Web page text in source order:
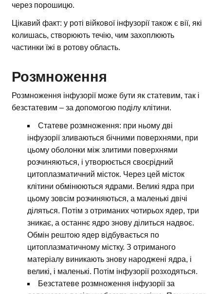
через порошицю.
Цікавий факт: у роті війкової інфузорії також є вії, які
колишась, створюють течію, чим захоплюють
частинки їжі в ротову область.
Розмноження
Розмноження інфузорії може бути як статевим, так і
безстатевим – за допомогою поділу клітини.
Статеве розмноження: при ньому дві
інфузорії зливаються бічними поверхнями, при
цьому оболонки між злитими поверхнями
розчиняються, і утворюється своєрідний
цитоплазматичний місток. Через цей місток
клітини обмінюються ядрами. Великі ядра при
цьому зовсім розчиняються, а маленькі двічі
діляться. Потім з отриманих чотирьох ядер, три
зникає, а останнє ядро знову ділиться надвоє.
Обмін рештою ядер відбувається по
цитоплазматичному містку. З отриманого
матеріалу виникають знову народжені ядра, і
великі, і маленькі. Потім інфузорії розходяться.
Безстатеве розмноження інфузорії за